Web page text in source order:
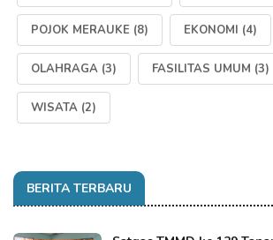
POJOK MERAUKE (8) EKONOMI (4)
OLAHRAGA (3) FASILITAS UMUM (3)
WISATA (2)
BERITA TERBARU